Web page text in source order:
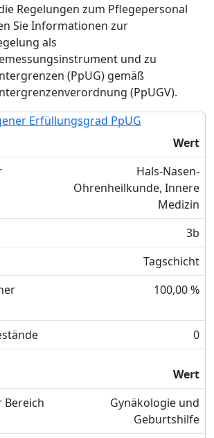
Regelungen zum Pflegepersonal
Sie Informationen zur
als
und zu
(PpUG) gemäß
(PpUGV).
Erfüllungsgrad PpUG
Wert
Hals-Nasen-
Ohrenheilkunde, Innere
Medizin
3b
Tagschicht
100,00 %
0
Wert
Bereich
Gynäkologie und
Geburtshilfe